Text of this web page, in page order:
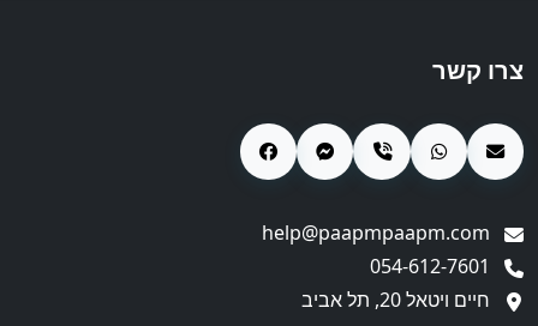
צרו קשר
חיים ויטאל 20, תל אביב